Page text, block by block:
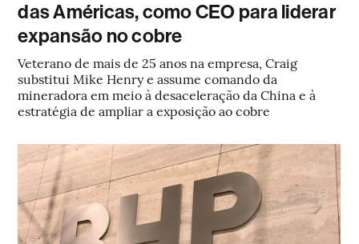
das Américas, como CEO para liderar
expansão no cobre
Veterano de mais de 25 anos na empresa, Craig
substitui Mike Henry e assume comando da
mineradora em meio à desaceleração da China e à
estratégia de ampliar a exposição ao cobre